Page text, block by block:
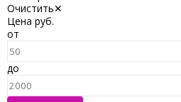
Очистить✕
Цена руб.
от
до